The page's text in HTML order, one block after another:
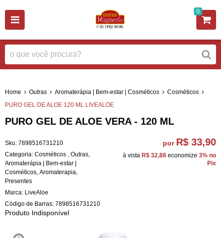
0
Home Outras Aromaterápia | Bem-estar | Cosméticos
Cosméticos
PURO GEL DE ALOE 120 ML LIVEALOE
PURO GEL DE ALOE VERA - 120 ML
Sku: 7898516731210
Categoria: Cosméticos Outras
Aromaterápia | Bem-estar |
Cosméticos Aromaterapia
Presentes
Marca: LiveAloe
Código de Barras: 7898516731210
Produto Indisponível
por R$ 33,90
à vista R$ 32,88 economize 3% no
Pix